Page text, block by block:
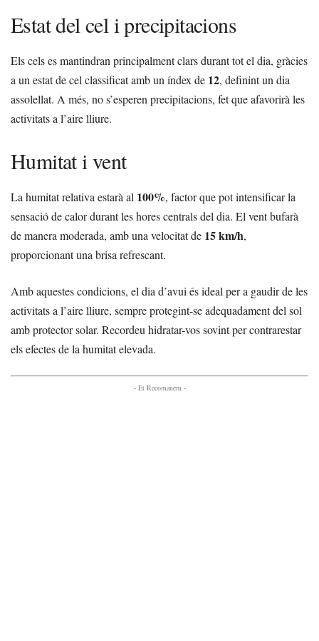
Estat del cel i precipitacions
Els cels es mantindran principalment clars durant tot el dia, gràcies
a un estat de cel classificat amb un índex de 12, definint un dia
assolellat. A més, no s’esperen precipitacions, fet que afavorirà les
activitats a l’aire lliure.
Humitat i vent
La humitat relativa estarà al 100%, factor que pot intensificar la
sensació de calor durant les hores centrals del dia. El vent bufarà
de manera moderada, amb una velocitat de 15 km/h,
proporcionant una brisa refrescant.
Amb aquestes condicions, el dia d’avui és ideal per a gaudir de les
activitats a l’aire lliure, sempre protegint-se adequadament del sol
amb protector solar. Recordeu hidratar-vos sovint per contrarestar
els efectes de la humitat elevada.
- Et Recomanem -